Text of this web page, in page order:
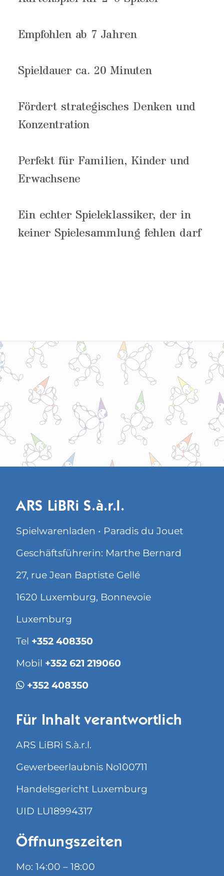
Empfohlen ab 7 Jahren
Spieldauer ca. 20 Minuten
Fördert strategisches Denken und
Konzentration
Perfekt für Familien, Kinder und
Erwachsene
Ein echter Spieleklassiker, der in
keiner Spielesammlung fehlen darf
ARS LiBRi S.à.r.l.
Spielwarenladen • Paradis du Jouet
Geschäftsführerin: Marthe Bernard
27, rue Jean Baptiste Gellé
1620 Luxemburg, Bonnevoie
Luxemburg
Tel +352 408350
Mobil +352 621 219060
+352 408350
Für Inhalt verantwortlich
ARS LiBRi S.à.r.l.
Gewerbeerlaubnis No100711
Handelsgericht Luxemburg
UID LU18994317
Öffnungszeiten
Mo: 14:00 – 18:00